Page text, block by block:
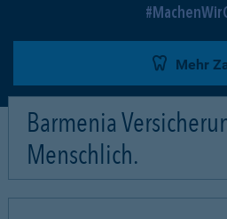
Mehr
Barmenia
Menschlich.